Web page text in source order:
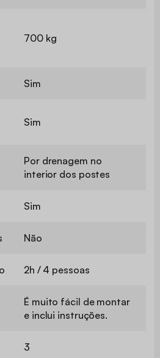
700 kg
Sim
Sim
Por drenagem no
interior dos postes
Sim
Não
2h / 4 pessoas
É muito fácil de montar
e inclui instruções.
3